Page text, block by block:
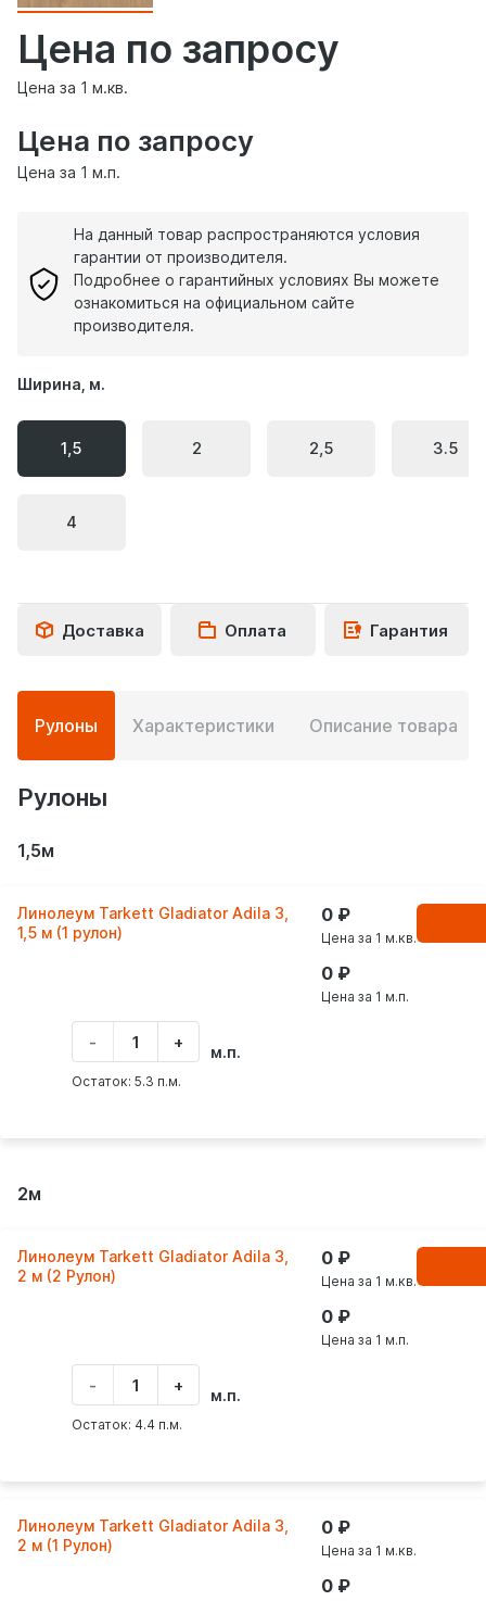
Цена по запросу
Цена за 1 м.кв.
Цена по запросу
Цена за 1 м.п.
На данный товар распространяются условия
гарантии от производителя.
Подробнее о гарантийных условиях Вы можете
ознакомиться на официальном сайте
производителя.
Ширина, м.
1,5 2 2,5 3.5
4
Доставка Оплата Гарантия
Подробная
информация
о
товаре
Рулоны Характеристики Описание товара
Рулоны
1,5м
Линолеум Tarkett Gladiator Adila 3,
1,5 м (1 рулон)
0
Цена за 1 м.кв.
0
Цена за 1 м.п.
-
Укажите
количество
товара
+ м.п.
Остаток: 5.3 п.м.
2м
Линолеум Tarkett Gladiator Adila 3,
2 м (2 Рулон)
0
Цена за 1 м.кв.
0
Цена за 1 м.п.
-
Укажите
количество
товара
+ м.п.
Остаток: 4.4 п.м.
Линолеум Tarkett Gladiator Adila 3,
2 м (1 Рулон)
0
Цена за 1 м.кв.
0